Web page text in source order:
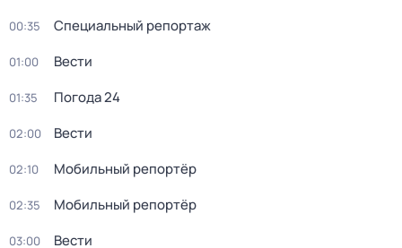
00:35 Специальный репортаж
01:00 Вести
01:35 Погода 24
02:00 Вести
02:10 Мобильный репортёр
02:35 Мобильный репортёр
03:00 Вести